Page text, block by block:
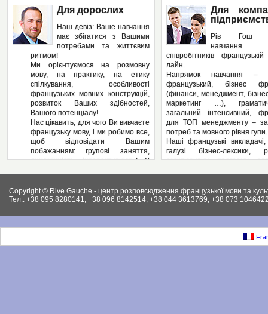
Для дорослих
Наш девіз: Ваше навчання
має збігатися з Вашими
потребами та життєвим
ритмом!
Ми орієнтуємося на розмовну
мову, на практику, на етику
спілкування, особливості
французьких мовних конструкцій,
розвиток Ваших здібностей,
Вашого потенціалу!
Нас цікавить, для чого Ви вивчаєте
французьку мову, і ми робимо все,
щоб відповідати Вашим
побажанням: групові заняття,
динамічність, інтерактивність! У
педагогічного процесу! І як
результат – вільне володіння
працюємо на результат, а не на
кількість пройдених сторінок у
Крім того, Рів Гош пропонує
Для
Рів Гош
навчання
співробітників
лайн.
Напрямок навчання –
французький, бізнес
(фінанси, менеджмент,
маркетинг …),
загальний інтенсивний,
для ТОП менеджменту –
потреб та мовного рівня гупи.
Наші французькі
галузі бізнес-лексики,
ексклюзивну програму
Вашому підприємстві:
контрактів, укладання
документації, ведення
конференцій, маркетинг,
як і елементи права
господарське та інших.).
Copyright © Rive Gauche - центр розповсюдження французької мови та
Тел.: +38 095 8280141, +38 096 8142514, +38 044 3613769, +38 073